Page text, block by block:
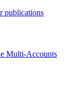
publications
Multi-Accounts